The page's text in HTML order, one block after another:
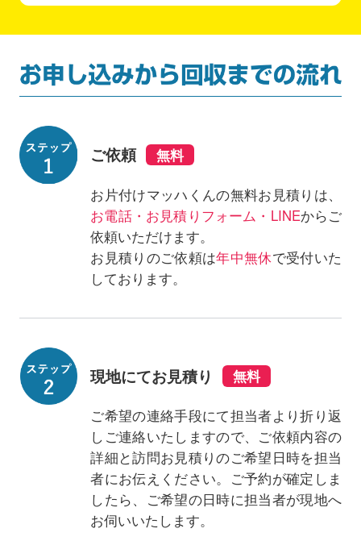
ご依頼
お片付けマッハくんの無料お見積りは、
お電話・お見積りフォーム・LINEからご
依頼いただけます。
お見積りのご依頼は年中無休で受付いた
しております。
現地にてお見積り
ご希望の連絡手段にて担当者より折り返
しご連絡いたしますので、ご依頼内容の
詳細と訪問お見積りのご希望日時を担当
者にお伝えください。ご予約が確定しま
したら、ご希望の日時に担当者が現地へ
お伺いいたします。